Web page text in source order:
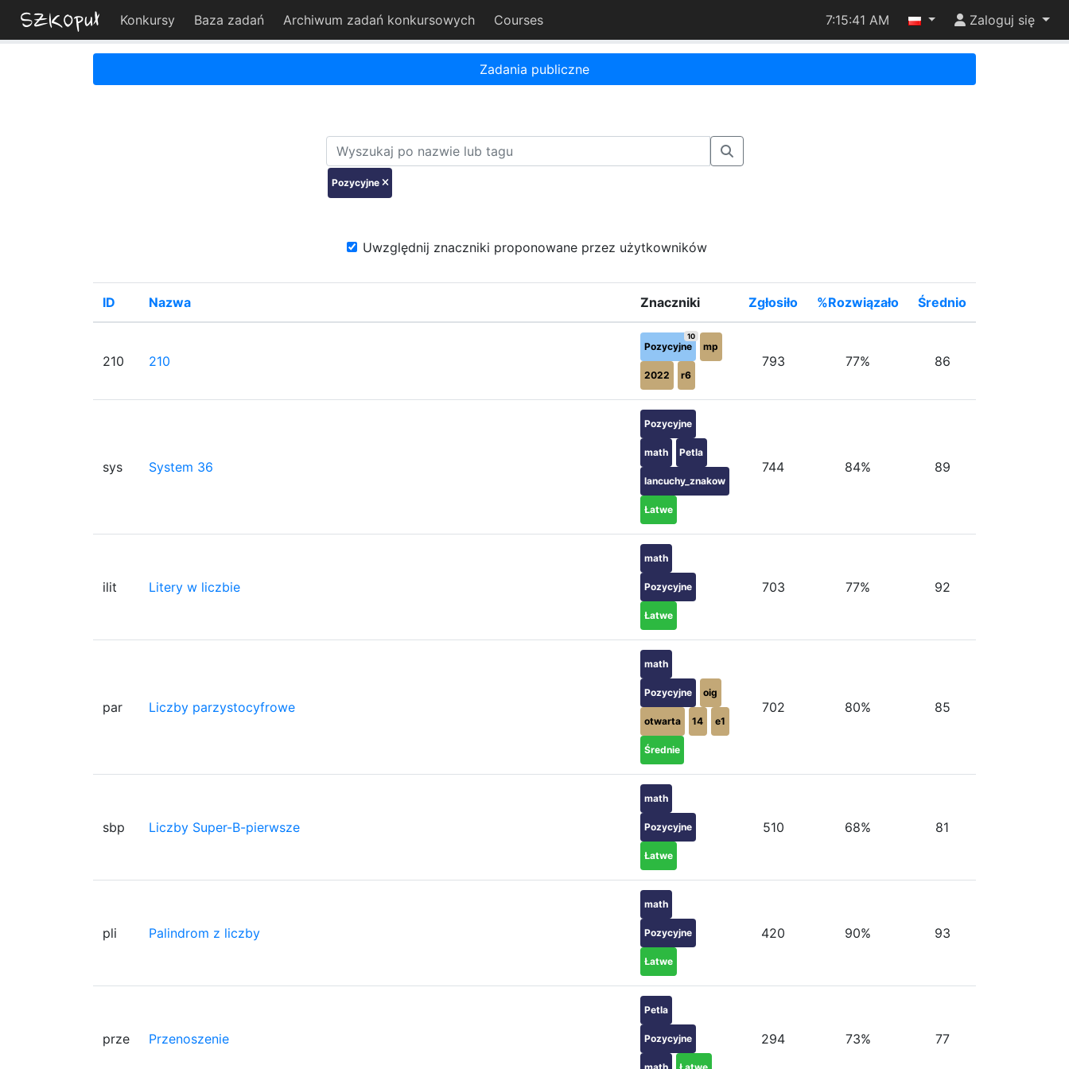
Konkursy Baza zadań Archiwum zadań konkursowych Courses 7:15:41 AM Zaloguj się
Zadania publiczne
Pozycyjne
Uwzględnij znaczniki proponowane przez użytkowników
ID Nazwa Znaczniki Zgłosiło %Rozwiązało Średnio
210 210
Pozycyjne
10
mp
2022 r6
793 77% 86
sys System 36
Pozycyjne
math Petla
lancuchy_znakow
Łatwe
744 84% 89
ilit Litery w liczbie
math
Pozycyjne
Łatwe
703 77% 92
par Liczby parzystocyfrowe
math
Pozycyjne oig
otwarta 14 e1
Średnie
702 80% 85
sbp Liczby Super-B-pierwsze
math
Pozycyjne
Łatwe
510 68% 81
pli Palindrom z liczby
math
Pozycyjne
Łatwe
420 90% 93
prze Przenoszenie
Petla
Pozycyjne 294 73% 77